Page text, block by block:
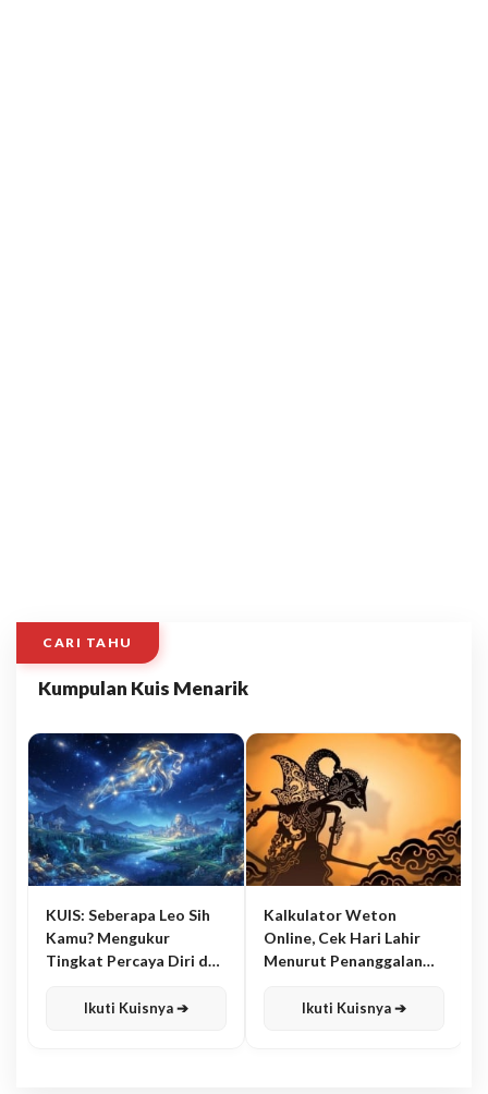
CARI TAHU
Kumpulan Kuis Menarik
KUIS: Seberapa Leo Sih
Kamu? Mengukur
Tingkat Percaya Diri dan
Ikuti Kuisnya ➔
Kalkulator Weton
Online, Cek Hari Lahir
Menurut Penanggalan
Ikuti Kuisnya ➔